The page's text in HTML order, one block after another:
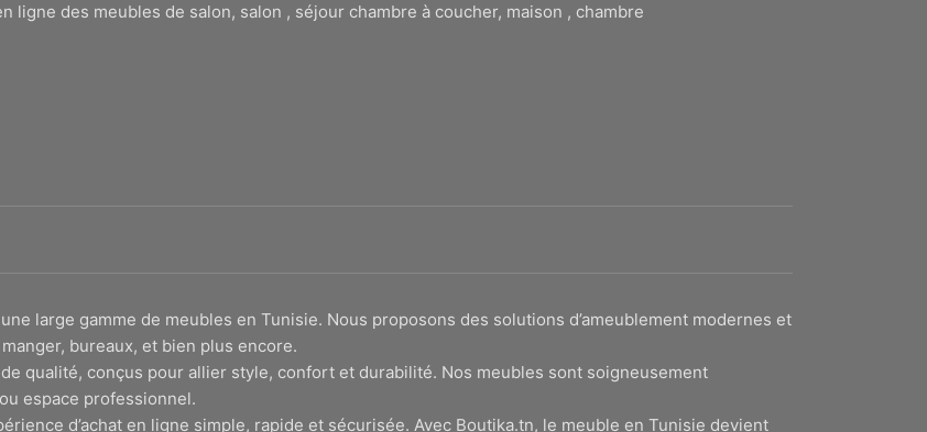
des meubles de salon, salon , séjour chambre à coucher, maison , chambre
large gamme de meubles en Tunisie. Nous proposons des solutions d’ameublement modernes et
bureaux, et bien plus encore.
qualité, conçus pour allier style, confort et durabilité. Nos meubles sont soigneusement
espace professionnel.
d’achat en ligne simple, rapide et sécurisée. Avec Boutika.tn, le meuble en Tunisie devient